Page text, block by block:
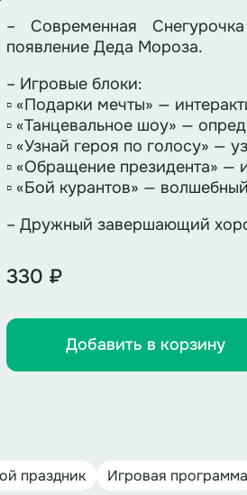
– Современная
появление Деда Мороза.
– Игровые блоки:
▫ «Подарки мечты» —
▫ «Танцевальное шоу» —
▫ «Узнай героя по голосу» —
▫ «Обращение президента» —
▫️ «Бой курантов» —
– Дружный завершающий
330 ₽
Добавить в корзину
праздник Игровая программа